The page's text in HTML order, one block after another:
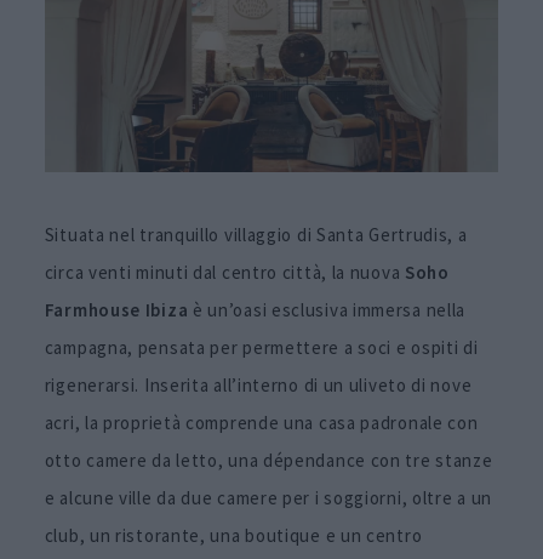
Situata nel tranquillo villaggio di Santa Gertrudis, a
circa venti minuti dal centro città, la nuova Soho
Farmhouse Ibiza è un’oasi esclusiva immersa nella
campagna, pensata per permettere a soci e ospiti di
rigenerarsi. Inserita all’interno di un uliveto di nove
acri, la proprietà comprende una casa padronale con
otto camere da letto, una dépendance con tre stanze
e alcune ville da due camere per i soggiorni, oltre a un
club, un ristorante, una boutique e un centro